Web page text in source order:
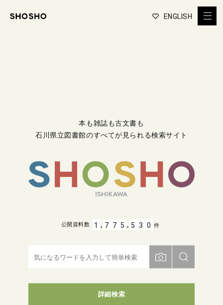
ENGLISH
本も雑誌も古文書も
石川県立図書館のすべてが見られる検索サイト
詳細検索
公開資料数 1 , 7 7 5 , 5 3 0 件